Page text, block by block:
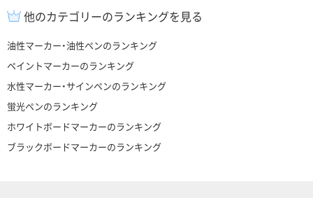
他のカテゴリーのランキングを見る
油性マーカー・油性ペンのランキング
ペイントマーカーのランキング
水性マーカー・サインペンのランキング
蛍光ペンのランキング
ホワイトボードマーカーのランキング
ブラックボードマーカーのランキング